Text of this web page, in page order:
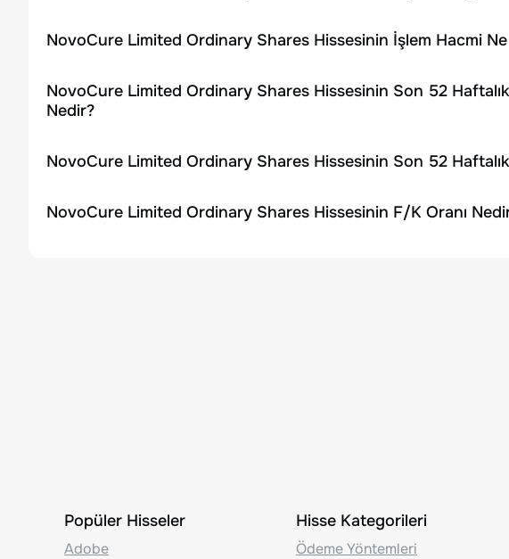
NovoCure Limited Ordinary Shares Hissesinin İşlem Hacmi
NovoCure Limited Ordinary Shares Hissesinin Son 52
Nedir?
NovoCure Limited Ordinary Shares Hissesinin Son 52
NovoCure Limited Ordinary Shares Hissesinin F/K Oranı
Popüler Hisseler
Adobe
Hisse Kategorileri
Ödeme Yöntemleri